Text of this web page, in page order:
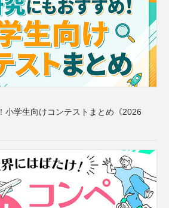
小学生向けコンテストまとめ《2026